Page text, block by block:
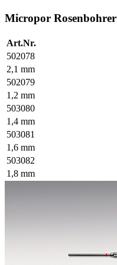
Micropor Rosenbohrer
Art.Nr.
502078
2,1 mm
502079
1,2 mm
503080
1,4 mm
503081
1,6 mm
503082
1,8 mm